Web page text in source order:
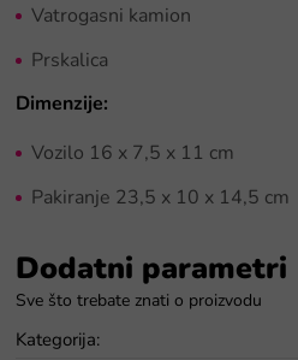
Vatrogasni kamion
Prskalica
Dimenzije:
Vozilo 16 x 7,5 x 11 cm
Pakiranje 23,5 x 10 x 14,5 cm
Dodatni parametri
Kategorija: